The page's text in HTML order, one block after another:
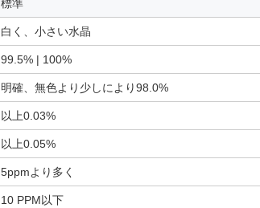
標準
白く、小さい水晶
99.5% | 100%
明確、無色より少しにより98.0%
以上0.03%
以上0.05%
5ppmより多く
10 PPM以下